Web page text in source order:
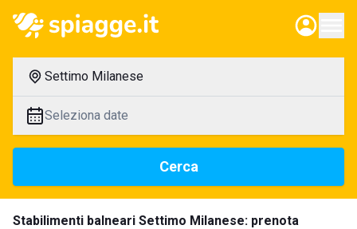
Settimo Milanese
Seleziona date
Cerca
Stabilimenti balneari Settimo Milanese: prenota